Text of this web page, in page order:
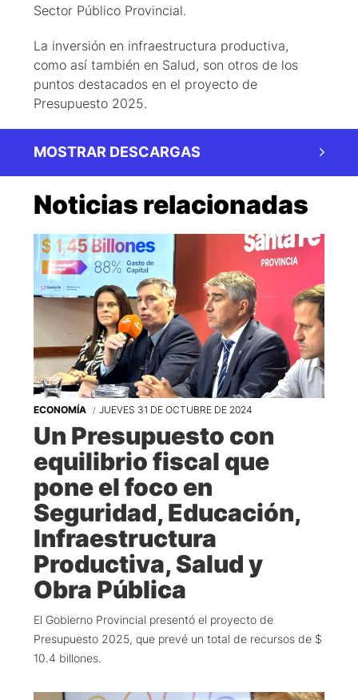
Sector Público Provincial.
La inversión en infraestructura productiva,
como así también en Salud, son otros de los
puntos destacados en el proyecto de
Presupuesto 2025.
MOSTRAR DESCARGAS
Noticias relacionadas
ECONOMÍA JUEVES 31 DE OCTUBRE DE 2024
Un Presupuesto con
equilibrio fiscal que
pone el foco en
Seguridad, Educación,
Infraestructura
Productiva, Salud y
Obra Pública
El Gobierno Provincial presentó el proyecto de
Presupuesto 2025, que prevé un total de recursos de $
10.4 billones.